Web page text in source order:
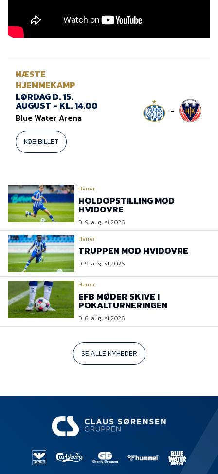
NÆSTE
HJEMMEKAMP
LØRDAG D. 15.
AUGUST - KL. 14.00
Blue Water Arena
KØB BILLET
-
Herrer
HOLDOPSTILLING MOD
HVIDOVRE
D. 9. august 2026
Herrer
TRUPPEN MOD HVIDOVRE
D. 9. august 2026
Herrer
EFB MØDER SKIVE I
POKALTURNERINGEN
D. 6. august 2026
SE ALLE NYHEDER